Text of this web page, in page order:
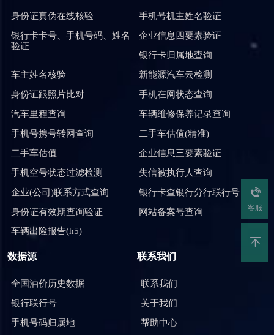
身份证真伪在线核验
手机号机主姓名验证
银行卡卡号、手机号码、姓名
验证
企业信息四要素验证
银行卡归属地查询
车主姓名核验
新能源汽车云检测
身份证跟照片比对
手机在网状态查询
汽车里程查询
车辆维修保养记录查询
手机号携号转网查询
二手车估值(精准)
二手车估值
企业信息三要素验证
手机空号状态过滤检测
失信被执行人查询
企业(公司)联系方式查询
银行卡查银行分行联行号
身份证有效期查询验证
网站备案号查询
车辆出险报告(h5)
数据源
全国油价历史数据
银行联行号
手机号码归属地
联系我们
联系我们
关于我们
帮助中心
客服